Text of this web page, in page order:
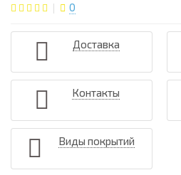
0
Доставка
Контакты
Виды покрытий